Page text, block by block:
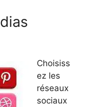
Choisiss
ez les
réseaux
sociaux